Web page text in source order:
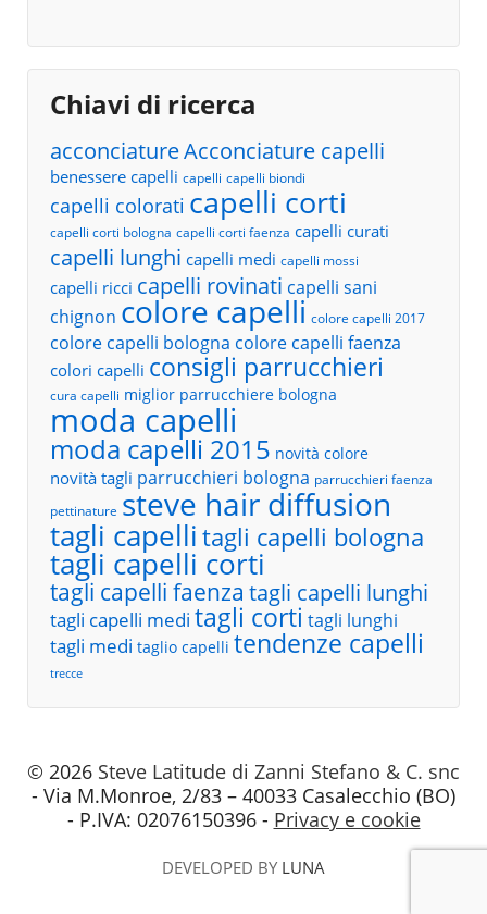
Chiavi di ricerca
acconciatureAcconciature capelli
benessere capelli capelli capelli biondi
capelli colorati capelli corti
capelli corti bologna capelli corti faenza capelli curati
capelli lunghi capelli medi capelli mossi
capelli ricci capelli rovinati capelli sani
chignon colore capelli colore capelli 2017
colore capelli bologna colore capelli faenza
colori capelli consigli parrucchieri
cura capelli miglior parrucchiere bologna
moda capelli
moda capelli 2015 novità colore
novità tagli parrucchieri bologna parrucchieri faenza
pettinature steve hair diffusion
tagli capelli tagli capelli bologna
tagli capelli corti
tagli capelli faenza tagli capelli lunghi
tagli capelli medi tagli corti tagli lunghi
tagli medi taglio capelli tendenze capelli
trecce
© 2026 Steve Latitude di Zanni Stefano & C. snc
- Via M.Monroe, 2/83 – 40033 Casalecchio (BO)
- P.IVA: 02076150396 - Privacy e cookie
DEVELOPED BY LUNA